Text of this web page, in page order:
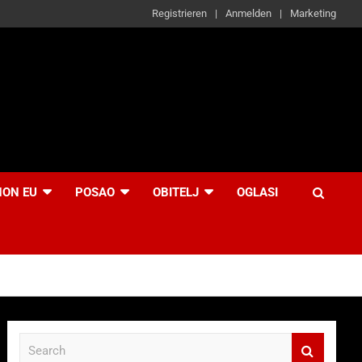
Registrieren Anmelden Marketing
EU POSAO OBITELJ OGLASI